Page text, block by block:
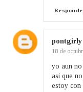
pontgirly
18 de
yo aun
asi que
estoy con